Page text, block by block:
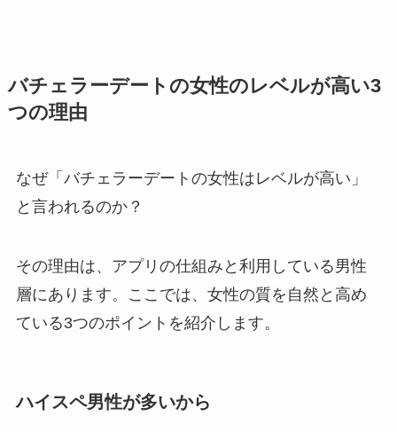
バチェラーデートの女性のレベルが高い3
つの理由
なぜ「バチェラーデートの女性はレベルが高い」
と言われるのか？
その理由は、アプリの仕組みと利用している男性
層にあります。ここでは、女性の質を自然と高め
ている3つのポイントを紹介します。
ハイスペ男性が多いから